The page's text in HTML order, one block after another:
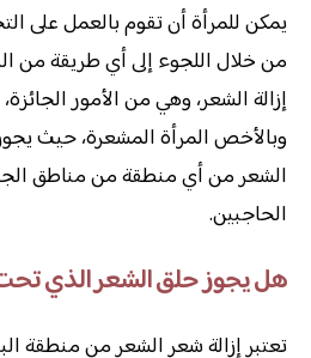
يمكن للمرأة أن تقوم بالعمل على
من خلال اللجوء إلى أي طريقة من
إزالة الشعر، وهي من الأمور
وبالأخص المرأة المشعرة، حيث
الشعر من أي منطقة من مناطق
الحاجبين.
هل يجوز حلق الشعر الذي
تعتبر إزالة شعر الشعر من منطقة